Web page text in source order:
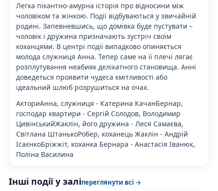
Легка пікантно-амурна історія про відносини між
чоловіком та жінкою. Події відбуваються у звичайній
родині. Запевневшись, що домівка буде пустувати –
чоловік і дружина призначають зустріч своїм
коханцями. В центрі події випадково опиняється
молода служниця Анна. Тепер саме на її плечі лягає
розплутування неабияк делікатного становища. Анні
доведеться проявити чудеса кмітливості або
ідеальний шлюб розрушиться на очах.
АкториАнна, служниця - Катерина КачанБернар,
господар квартири - Сергій Солодов, Володимир
ЦивінськийЖаклін, його дружина - Леся Самаєва,
Світлана ШтанькоРобер, коханець Жаклін - Андрій
ІсаєнкоБріжжіт, коханка Бернара - Анастасія Іванюк,
Поліна Василина
Інші події у заліпереглянути всі →